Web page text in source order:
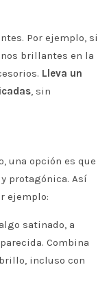
Por ejemplo, si
brillantes en la
Lleva un
, sin
una opción es que
protagónica. Así
ejemplo:
satinado, a
Combina
incluso con